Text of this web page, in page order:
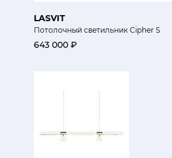
LASVIT
Потолочный светильник Cipher S
643 000 ₽